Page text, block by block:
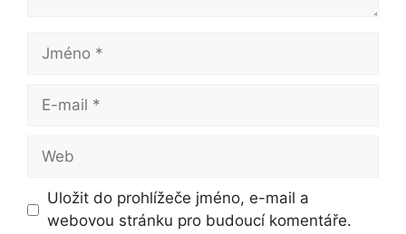
Jméno
Web
Uložit do prohlížeče jméno, e-mail a
webovou stránku pro budoucí komentáře.